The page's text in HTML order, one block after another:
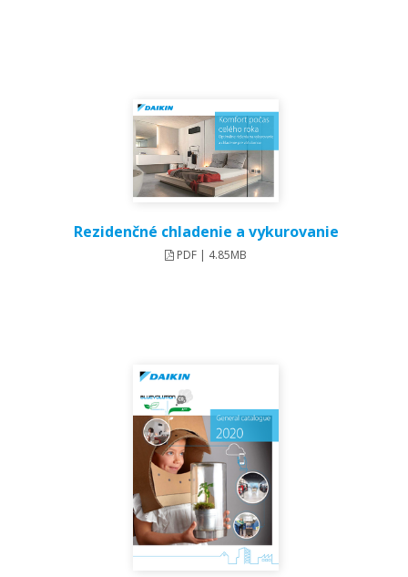
Rezidenčné chladenie a vykurovanie
PDF | 4.85MB